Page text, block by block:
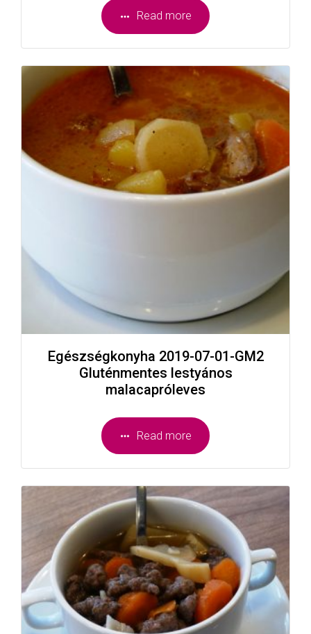
Read more
Egészségkonyha 2019-07-01-GM2
Gluténmentes lestyános
malacapróleves
Read more